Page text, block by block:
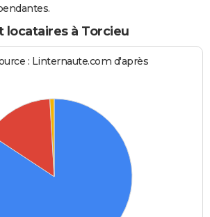
locataires à Torcieu
: Linternaute.com d'après